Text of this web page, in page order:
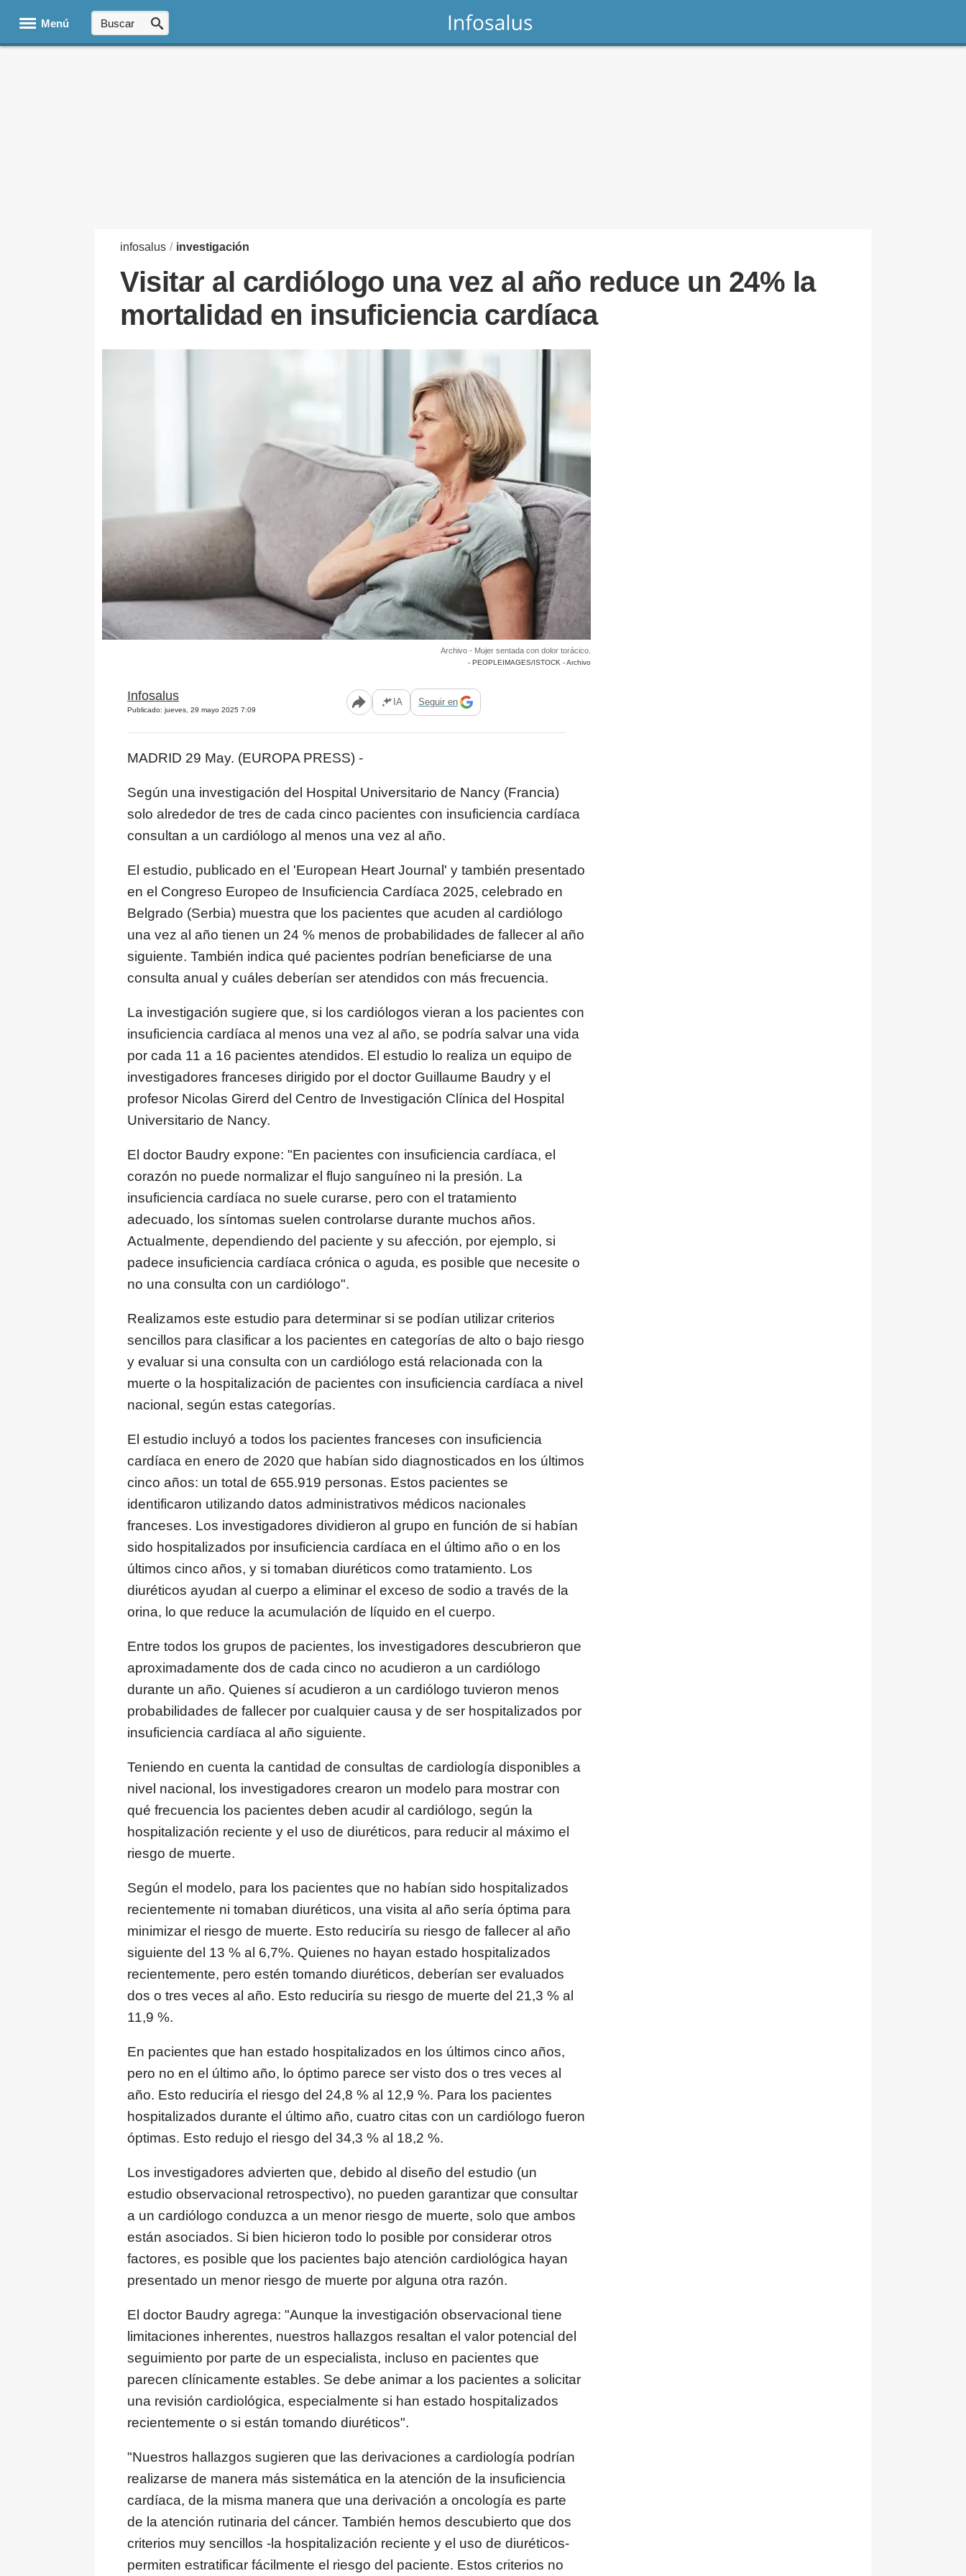
Menú
infosalus / investigación
Visitar al cardiólogo una vez al año reduce un 24% la
mortalidad en insuficiencia cardíaca
Archivo - Mujer sentada con dolor torácico.
- PEOPLEIMAGES/ISTOCK - Archivo
Infosalus
Publicado: jueves, 29 mayo 2025 7:09 Abrir opciones para compartir
IA Seguir en
MADRID 29 May. (EUROPA PRESS) -
Según una investigación del Hospital Universitario de Nancy (Francia)
solo alrededor de tres de cada cinco pacientes con insuficiencia cardíaca
consultan a un cardiólogo al menos una vez al año.
El estudio, publicado en el 'European Heart Journal' y también presentado
en el Congreso Europeo de Insuficiencia Cardíaca 2025, celebrado en
Belgrado (Serbia) muestra que los pacientes que acuden al cardiólogo
una vez al año tienen un 24 % menos de probabilidades de fallecer al año
siguiente. También indica qué pacientes podrían beneficiarse de una
consulta anual y cuáles deberían ser atendidos con más frecuencia.
La investigación sugiere que, si los cardiólogos vieran a los pacientes con
insuficiencia cardíaca al menos una vez al año, se podría salvar una vida
por cada 11 a 16 pacientes atendidos. El estudio lo realiza un equipo de
investigadores franceses dirigido por el doctor Guillaume Baudry y el
profesor Nicolas Girerd del Centro de Investigación Clínica del Hospital
Universitario de Nancy.
El doctor Baudry expone: "En pacientes con insuficiencia cardíaca, el
corazón no puede normalizar el flujo sanguíneo ni la presión. La
insuficiencia cardíaca no suele curarse, pero con el tratamiento
adecuado, los síntomas suelen controlarse durante muchos años.
Actualmente, dependiendo del paciente y su afección, por ejemplo, si
padece insuficiencia cardíaca crónica o aguda, es posible que necesite o
no una consulta con un cardiólogo".
Realizamos este estudio para determinar si se podían utilizar criterios
sencillos para clasificar a los pacientes en categorías de alto o bajo riesgo
y evaluar si una consulta con un cardiólogo está relacionada con la
muerte o la hospitalización de pacientes con insuficiencia cardíaca a nivel
nacional, según estas categorías.
El estudio incluyó a todos los pacientes franceses con insuficiencia
cardíaca en enero de 2020 que habían sido diagnosticados en los últimos
cinco años: un total de 655.919 personas. Estos pacientes se
identificaron utilizando datos administrativos médicos nacionales
franceses. Los investigadores dividieron al grupo en función de si habían
sido hospitalizados por insuficiencia cardíaca en el último año o en los
últimos cinco años, y si tomaban diuréticos como tratamiento. Los
diuréticos ayudan al cuerpo a eliminar el exceso de sodio a través de la
orina, lo que reduce la acumulación de líquido en el cuerpo.
Entre todos los grupos de pacientes, los investigadores descubrieron que
aproximadamente dos de cada cinco no acudieron a un cardiólogo
durante un año. Quienes sí acudieron a un cardiólogo tuvieron menos
probabilidades de fallecer por cualquier causa y de ser hospitalizados por
insuficiencia cardíaca al año siguiente.
Teniendo en cuenta la cantidad de consultas de cardiología disponibles a
nivel nacional, los investigadores crearon un modelo para mostrar con
qué frecuencia los pacientes deben acudir al cardiólogo, según la
hospitalización reciente y el uso de diuréticos, para reducir al máximo el
riesgo de muerte.
Según el modelo, para los pacientes que no habían sido hospitalizados
recientemente ni tomaban diuréticos, una visita al año sería óptima para
minimizar el riesgo de muerte. Esto reduciría su riesgo de fallecer al año
siguiente del 13 % al 6,7%. Quienes no hayan estado hospitalizados
recientemente, pero estén tomando diuréticos, deberían ser evaluados
dos o tres veces al año. Esto reduciría su riesgo de muerte del 21,3 % al
11,9 %.
En pacientes que han estado hospitalizados en los últimos cinco años,
pero no en el último año, lo óptimo parece ser visto dos o tres veces al
año. Esto reduciría el riesgo del 24,8 % al 12,9 %. Para los pacientes
hospitalizados durante el último año, cuatro citas con un cardiólogo fueron
óptimas. Esto redujo el riesgo del 34,3 % al 18,2 %.
Los investigadores advierten que, debido al diseño del estudio (un
estudio observacional retrospectivo), no pueden garantizar que consultar
a un cardiólogo conduzca a un menor riesgo de muerte, solo que ambos
están asociados. Si bien hicieron todo lo posible por considerar otros
factores, es posible que los pacientes bajo atención cardiológica hayan
presentado un menor riesgo de muerte por alguna otra razón.
El doctor Baudry agrega: "Aunque la investigación observacional tiene
limitaciones inherentes, nuestros hallazgos resaltan el valor potencial del
seguimiento por parte de un especialista, incluso en pacientes que
parecen clínicamente estables. Se debe animar a los pacientes a solicitar
una revisión cardiológica, especialmente si han estado hospitalizados
recientemente o si están tomando diuréticos".
"Nuestros hallazgos sugieren que las derivaciones a cardiología podrían
realizarse de manera más sistemática en la atención de la insuficiencia
cardíaca, de la misma manera que una derivación a oncología es parte
de la atención rutinaria del cáncer. También hemos descubierto que dos
criterios muy sencillos -la hospitalización reciente y el uso de diuréticos-
permiten estratificar fácilmente el riesgo del paciente. Estos criterios no